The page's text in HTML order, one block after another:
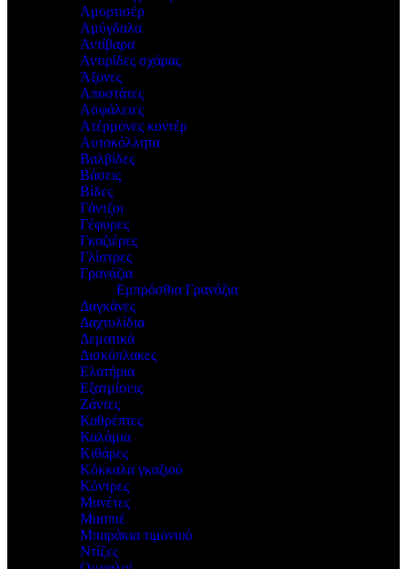
Αμορτισέρ
Αμύγδαλα
Αντίβαρα
Αντιρίδες σχάρας
Άξονες
Αποστάτες
Ασφάλειες
Ατέρμονες κοντέρ
Αυτοκόλλητα
Βαλβίδες
Βάσεις
Βίδες
Γάντζοι
Γέφυρες
Γκαζιέρες
Γλίστρες
Γρανάζια
Εμπρόσθια Γρανάζια
Δαγκάνες
Δαχτυλίδια
Δεματικά
Δισκόπλακες
Ελατήρια
Εξατμίσεις
Ζάντες
Καθρέπτες
Καλάμια
Κιθάρες
Κόκκαλα γκαζιού
Κόντρες
Μανέτες
Μασπιέ
Μπαράκια τιμονιού
Ντίζες